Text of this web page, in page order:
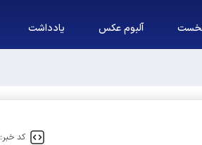
آلبوم عکس یادداشت
آبروی اصولگرایی باشد / فهرست شورای
کد خبر: